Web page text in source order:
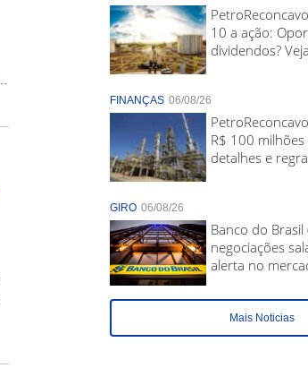
10 a ação:
dividendos?
FINANÇAS 06/08/26
R$ 100 milhões
detalhes e
GIRO 06/08/26
Banco do Brasil
negociações
alerta no
Mais Noticias